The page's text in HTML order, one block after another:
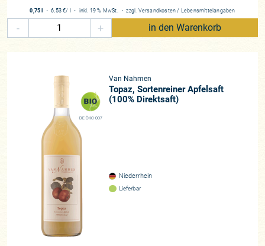
0,75 l ・6,53 €/ l ・ inkl. 19 % MwSt.・zzgl. Versandkosten / Lebensmittelangaben
- + in den Warenkorb
DE-ÖKO-007
Van Nahmen
Topaz, Sortenreiner Apfelsaft
(100% Direktsaft)
Niederrhein
Lieferbar